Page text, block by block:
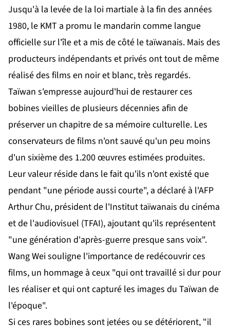
Jusqu'à la levée de la loi martiale à la fin des années
1980, le KMT a promu le mandarin comme langue
officielle sur l'île et a mis de côté le taïwanais. Mais des
producteurs indépendants et privés ont tout de même
réalisé des films en noir et blanc, très regardés.
Taïwan s'empresse aujourd'hui de restaurer ces
bobines vieilles de plusieurs décennies afin de
préserver un chapitre de sa mémoire culturelle. Les
conservateurs de films n'ont sauvé qu'un peu moins
d'un sixième des 1.200 œuvres estimées produites.
Leur valeur réside dans le fait qu'ils n'ont existé que
pendant "une période aussi courte", a déclaré à l'AFP
Arthur Chu, président de l'Institut taïwanais du cinéma
et de l'audiovisuel (TFAI), ajoutant qu'ils représentent
"une génération d'après-guerre presque sans voix".
Wang Wei souligne l'importance de redécouvrir ces
films, un hommage à ceux "qui ont travaillé si dur pour
les réaliser et qui ont capturé les images du Taïwan de
l'époque".
Si ces rares bobines sont jetées ou se détériorent, "il